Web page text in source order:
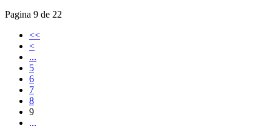
Pagina 9 de 22
<<
<
...
5
6
7
8
9
...